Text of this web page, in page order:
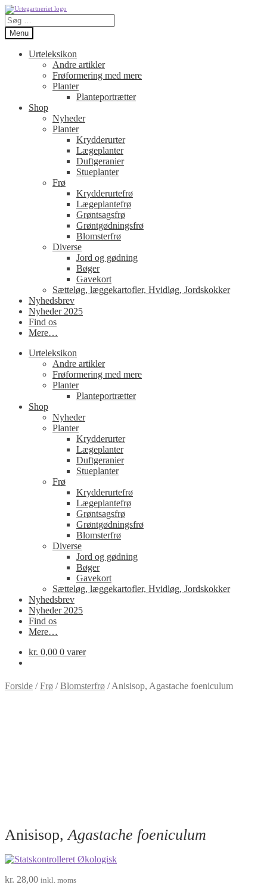
Spring
til
navigation
Spring
til
indhold
Søg
efter:
Menu
Urteleksikon
Andre artikler
Frøformering med mere
Planter
Planteportrætter
Shop
Nyheder
Planter
Krydderurter
Lægeplanter
Duftgeranier
Stueplanter
Frø
Krydderurtefrø
Lægeplantefrø
Grøntsagsfrø
Grøntgødningsfrø
Blomsterfrø
Diverse
Jord og gødning
Bøger
Gavekort
Sætteløg, læggekartofler, Hvidløg, Jordskokker
Nyhedsbrev
Nyheder 2025
Find os
Mere…
Urteleksikon
Andre artikler
Frøformering med mere
Planter
Planteportrætter
Shop
Nyheder
Planter
Krydderurter
Lægeplanter
Duftgeranier
Stueplanter
Frø
Krydderurtefrø
Lægeplantefrø
Grøntsagsfrø
Grøntgødningsfrø
Blomsterfrø
Diverse
Jord og gødning
Bøger
Gavekort
Sætteløg, læggekartofler, Hvidløg, Jordskokker
Nyhedsbrev
Nyheder 2025
Find os
Mere…
kr. 0,00 0 varer
Forside /Frø /Blomsterfrø /Anisisop, Agastache foeniculum
Anisisop,Agastache foeniculum
kr. 28,00 inkl. moms